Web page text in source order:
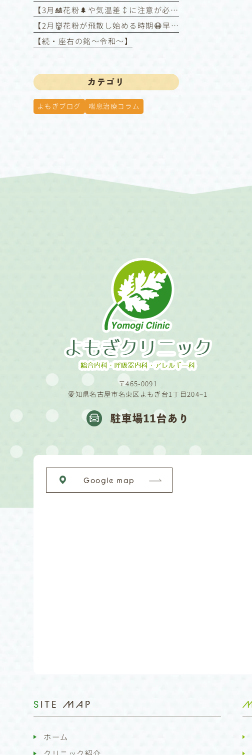
【3月🎎花粉🌲や気温差↕️に注意が必要な時期】
【2月👹花粉が飛散し始める時期😷早めの対策を❗️】
【続・座右の銘〜令和〜】
カテゴリ
よもぎブログ 喘息治療コラム
〒465-0091
愛知県名古屋市名東区よもぎ台1丁目204−1
駐車場11台あり
Google map
SITE MAP
ホーム